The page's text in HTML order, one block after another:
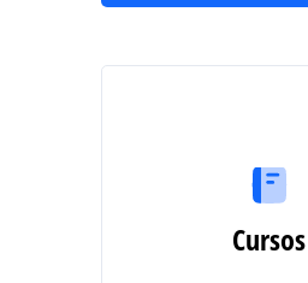
Cursos